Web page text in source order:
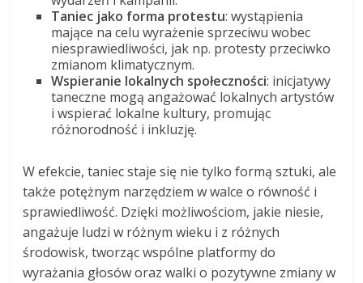
Taniec jako forma protestu: wystąpienia
mające na celu wyrażenie sprzeciwu wobec
niesprawiedliwości, jak np. protesty przeciwko
zmianom klimatycznym.
Wspieranie lokalnych społeczności: inicjatywy
taneczne mogą angażować lokalnych artystów
i wspierać lokalne kultury, promując
różnorodność i inkluzję.
W efekcie, taniec staje się nie tylko formą sztuki, ale
także potężnym narzędziem w walce o równość i
sprawiedliwość. Dzięki możliwościom, jakie niesie,
angażuje ludzi w różnym wieku i z różnych
środowisk, tworząc wspólne platformy do
wyrażania głosów oraz walki o pozytywne zmiany w